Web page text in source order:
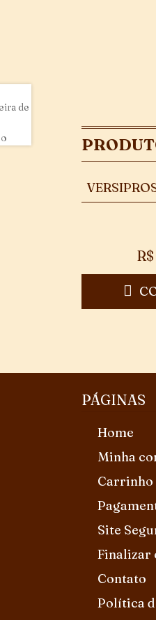
R$
PÁGINAS
Home
Minha
Carrinho
Site
Finalizar
Contato
Política